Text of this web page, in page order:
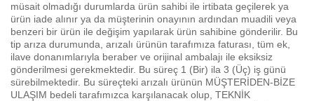
müsait olmadığı durumlarda ürün sahibi ile irtibata geçilerek ya
ürün iade alınır ya da müşterinin onayının ardından muadili veya
benzeri bir ürün ile değişim yapılarak ürün sahibine gönderilir. Bu
tip arıza durumunda, arızalı ürünün tarafımıza faturası, tüm ek,
ilave donanımlarıyla beraber ve orijinal ambalajı ile eksiksiz
gönderilmesi gerekmektedir. Bu süreç 1 (Bir) ila 3 (Üç) iş günü
sürebilmektedir. Bu süreçteki arızalı ürünün MÜŞTERİDEN-BİZE
ULAŞIM bedeli tarafımızca karşılanacak olup, TEKNİK